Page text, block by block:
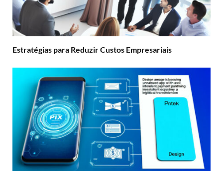
Estratégias para Reduzir Custos Empresariais